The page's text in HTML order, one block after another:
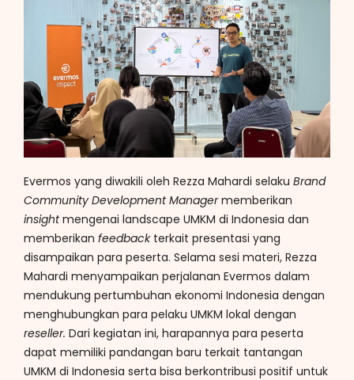
Evermos yang diwakili oleh Rezza Mahardi selaku Brand
Community Development Managermemberikan
insightmengenai landscape UMKM di Indonesia dan
memberikan feedback terkait presentasi yang
disampaikan para peserta. Selama sesi materi, Rezza
Mahardi menyampaikan perjalanan Evermos dalam
mendukung pertumbuhan ekonomi Indonesia dengan
menghubungkan para pelaku UMKM lokal dengan
reseller. Dari kegiatan ini, harapannya para peserta
dapat memiliki pandangan baru terkait tantangan
UMKM di Indonesia serta bisa berkontribusi positif untuk